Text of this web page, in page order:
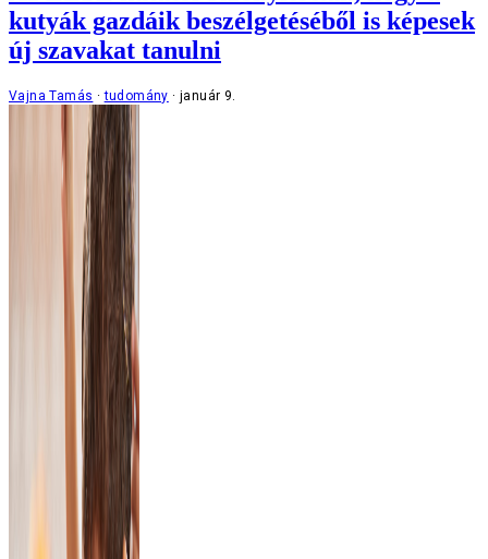
kutyák gazdáik beszélgetéséből is képesek
új szavakat tanulni
Vajna Tamás tudomány január 9.